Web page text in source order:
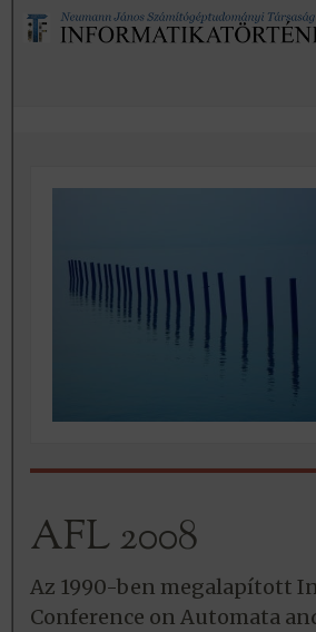
AFL 2008
Az 1990-ben megalapított
Conference on Automata